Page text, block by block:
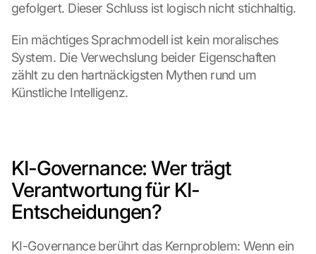
gefolgert. Dieser Schluss ist logisch nicht stichhaltig.
Ein mächtiges Sprachmodell ist kein moralisches
System. Die Verwechslung beider Eigenschaften
zählt zu den hartnäckigsten Mythen rund um
Künstliche Intelligenz.
KI-Governance: Wer trägt
Verantwortung für KI-
Entscheidungen?
KI-Governance berührt das Kernproblem: Wenn ein